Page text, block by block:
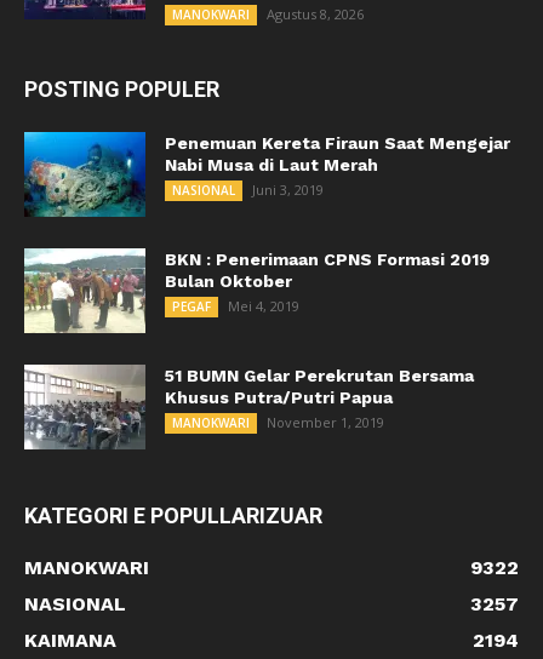
MANOKWARI Agustus 8, 2026
POSTING POPULER
Penemuan Kereta Firaun Saat Mengejar
Nabi Musa di Laut Merah
NASIONAL Juni 3, 2019
BKN : Penerimaan CPNS Formasi 2019
Bulan Oktober
PEGAF Mei 4, 2019
51 BUMN Gelar Perekrutan Bersama
Khusus Putra/Putri Papua
MANOKWARI November 1, 2019
KATEGORI E POPULLARIZUAR
MANOKWARI
9322
NASIONAL
3257
KAIMANA
2194